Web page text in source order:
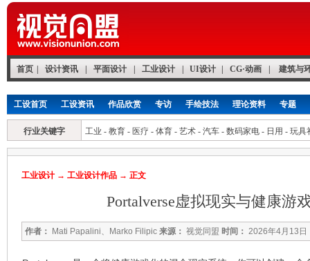
首页 设计资讯 平面设计 工业设计 UI设计 CG·动画 建筑与
工设首页 工设资讯 作品欣赏 专访 手绘技法 理论资料 专题
行业关键字 工业 - 教育 - 医疗 - 体育 - 艺术 - 汽车 - 数码家电 - 日用 - 玩具
工业设计 → 工业设计作品 → 正文
Portalverse虚拟现实与健康游
作者： Mati Papalini、Marko Filipic 来源： 视觉同盟 时间： 2026年4月13日